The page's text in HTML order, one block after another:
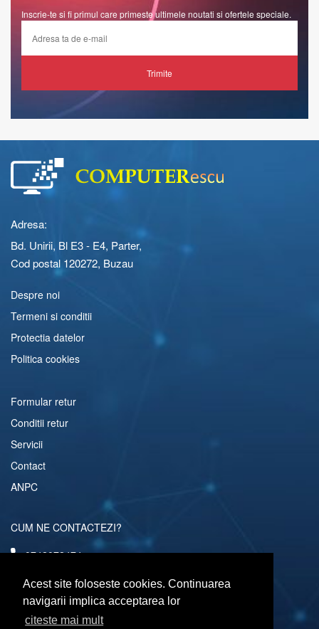
Acest site foloseste cookies. Continuarea
navigarii implica acceptarea lor
citeste mai mult
Inscrie-te si fi primul care primeste ultimele noutati si ofertele speciale.
Trimite
Adresa:
Bd. Unirii, Bl E3 - E4, Parter,
Cod postal 120272, Buzau
Despre noi
Termeni si conditii
Protectia datelor
Politica cookies
Formular retur
Conditii retur
Servicii
Contact
ANPC
CUM NE CONTACTEZI?
0742072474
comenzi@computerescu.ro
URMARESTE-NE SI PE